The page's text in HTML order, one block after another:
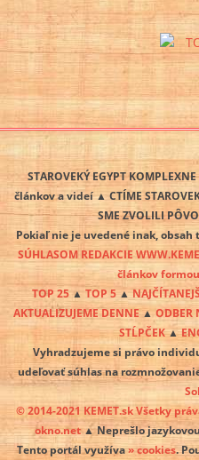
STAROVEKÝ EGYPT
článkov a videí ▲ CTÍME
SME ZVOLILI
Pokiaľ nie je uvedené inak, obsah
SÚHLASOM REDAKCIE
článkov
TOP 25 ▲ TOP 5▲
AKTUALIZUJEME DENNE▲ODBER
STĹPČEK▲
Vyhradzujeme si právo
udeľovať súhlas na
© 2014-2021 KEMET.sk Všetky
okno.net▲ Neprešlo
Tento portál využíva» cookies.